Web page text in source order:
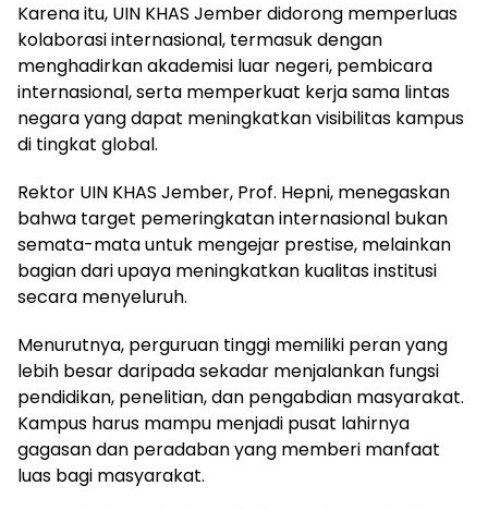
Karena itu, UIN KHAS Jember didorong memperluas
kolaborasi internasional, termasuk dengan
menghadirkan akademisi luar negeri, pembicara
internasional, serta memperkuat kerja sama lintas
negara yang dapat meningkatkan visibilitas kampus
di tingkat global.
Rektor UIN KHAS Jember, Prof. Hepni, menegaskan
bahwa target pemeringkatan internasional bukan
semata-mata untuk mengejar prestise, melainkan
bagian dari upaya meningkatkan kualitas institusi
secara menyeluruh.
Menurutnya, perguruan tinggi memiliki peran yang
lebih besar daripada sekadar menjalankan fungsi
pendidikan, penelitian, dan pengabdian masyarakat.
Kampus harus mampu menjadi pusat lahirnya
gagasan dan peradaban yang memberi manfaat
luas bagi masyarakat.